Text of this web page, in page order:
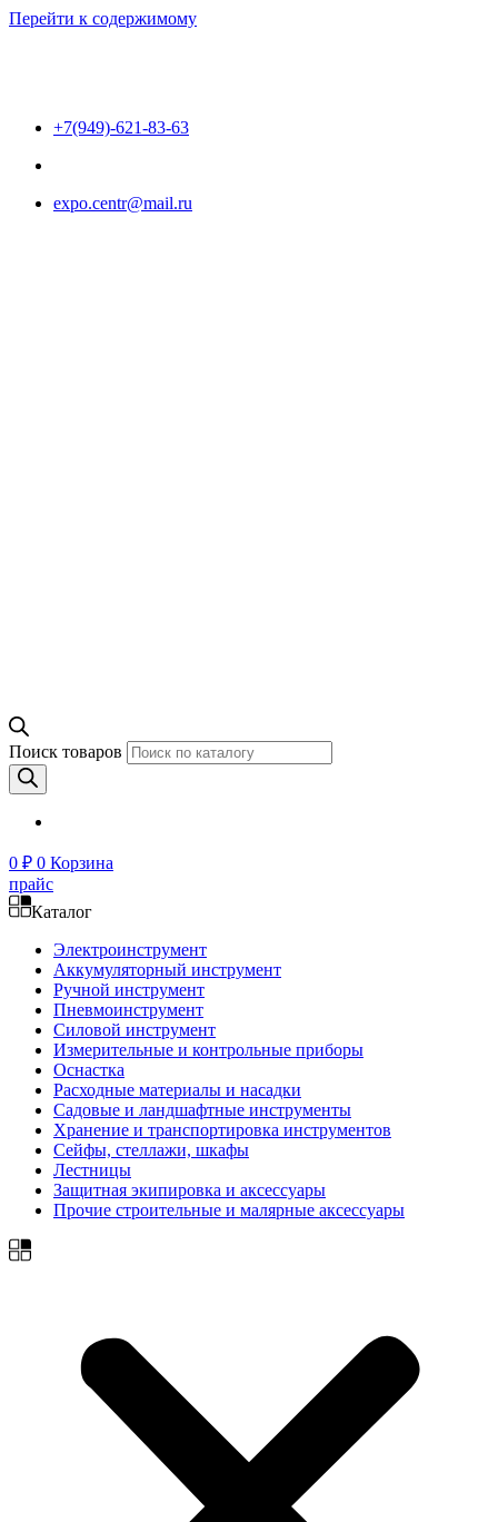
Перейти к содержимому
+7(949)-621-83-63
expo.centr@mail.ru
Поиск товаров
0 ₽ 0 Корзина
прайс
Каталог
Электроинструмент
Аккумуляторный инструмент
Ручной инструмент
Пневмоинструмент
Силовой инструмент
Измерительные и контрольные приборы
Оснастка
Расходные материалы и насадки
Садовые и ландшафтные инструменты
Хранение и транспортировка инструментов
Сейфы, стеллажи, шкафы
Лестницы
Защитная экипировка и аксессуары
Прочие строительные и малярные аксессуары